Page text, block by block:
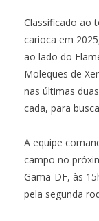
Classificado ao
carioca em
ao lado do
Moleques de
nas últimas
cada, para
A equipe
campo no
Gama-DF, às
pela segunda